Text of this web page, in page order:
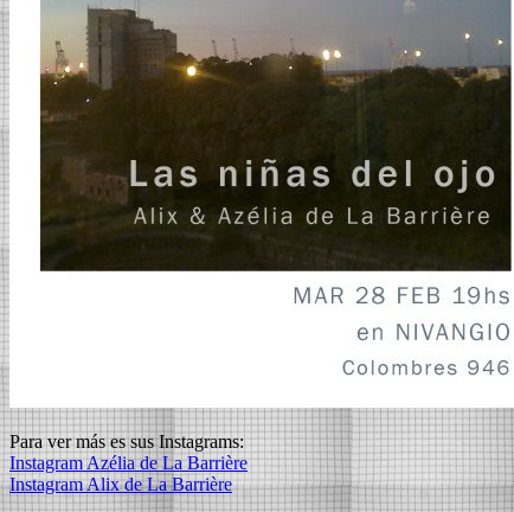
Para ver más es sus Instagrams:
Instagram Azélia de La Barrière
Instagram Alix de La Barrière